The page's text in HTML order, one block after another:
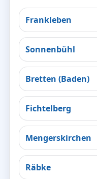
Frankleben
Sonnenbühl
Bretten (Baden)
Fichtelberg
Mengerskirchen
Räbke